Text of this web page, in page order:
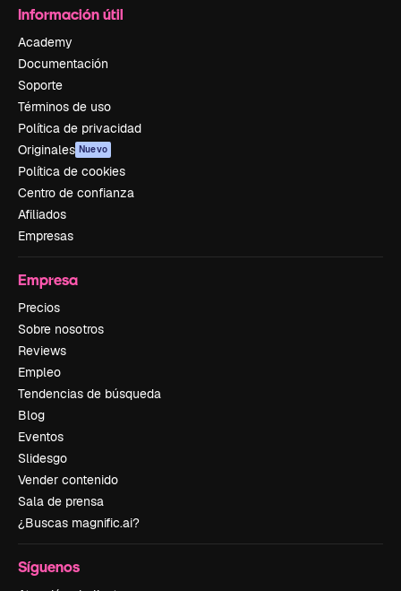
Información útil
Academy
Documentación
Soporte
Términos de uso
Política de privacidad
Originales Nuevo
Política de cookies
Centro de confianza
Afiliados
Empresas
Empresa
Precios
Sobre nosotros
Reviews
Empleo
Tendencias de búsqueda
Blog
Eventos
Slidesgo
Vender contenido
Sala de prensa
¿Buscas magnific.ai?
Síguenos